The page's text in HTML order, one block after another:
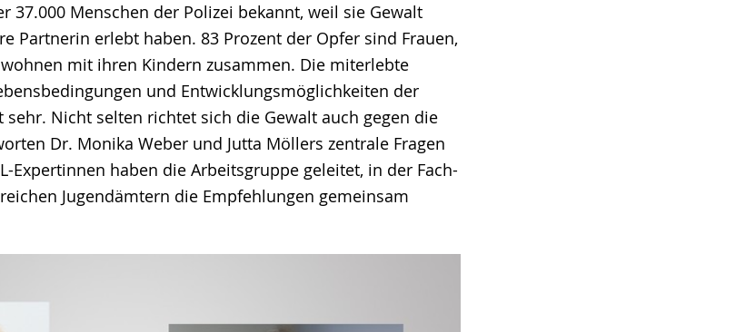
37.000 Menschen der Polizei bekannt, weil sie Gewalt
Partnerin erlebt haben. 83 Prozent der Opfer sind Frauen,
mit ihren Kindern zusammen. Die miterlebte
und Entwicklungsmöglichkeiten der
sehr. Nicht selten richtet sich die Gewalt auch gegen die
Dr. Monika Weber und Jutta Möllers zentrale Fragen
Expertinnen haben die Arbeitsgruppe geleitet, in der Fach-
Jugendämtern die Empfehlungen gemeinsam